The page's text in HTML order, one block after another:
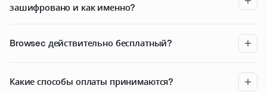
зашифровано и как именно?
Browsec действительно бесплатный?
Какие способы оплаты принимаются?